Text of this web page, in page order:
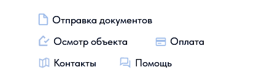
Отправка документов
Отправка документов
Оплата
Осмотр объекта
Контакты
Оплата
Осмотр объекта
Контакты
Помощь
Помощь